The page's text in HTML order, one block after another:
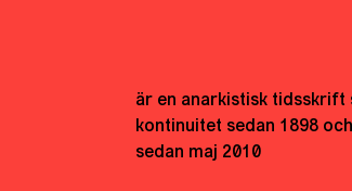
är en anarkistisk tidsskrift
kontinuitet sedan 1898
sedan maj 2010